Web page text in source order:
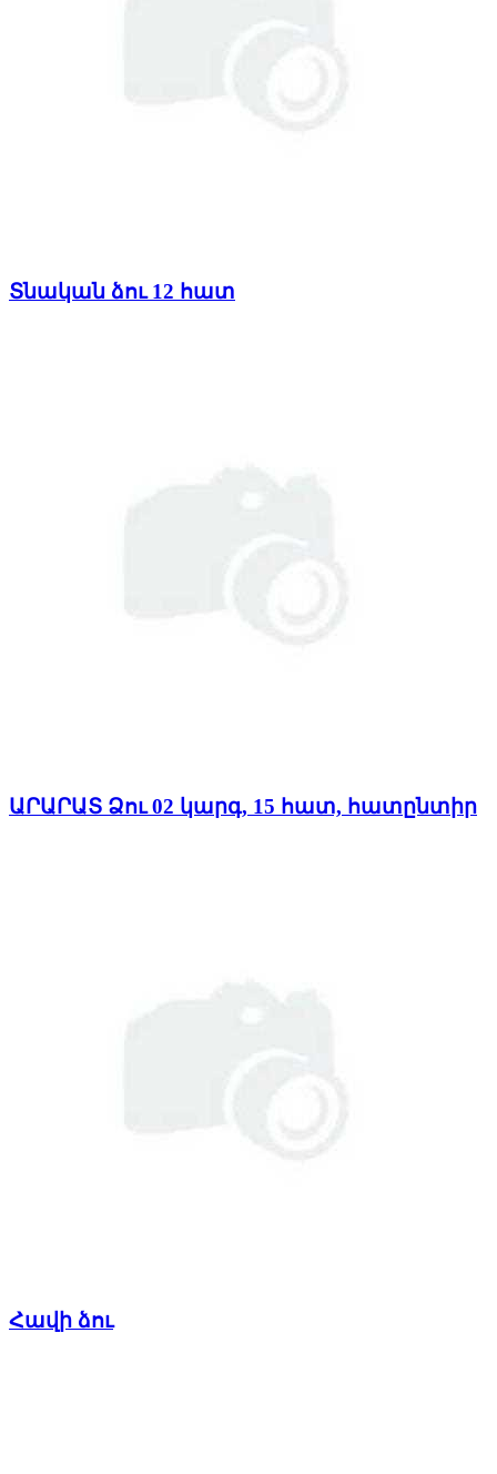
Տնական ձու 12 հատ
ԱՐԱՐԱՏ Ձու 02 կարգ, 15 հատ, հատընտիր
Հավի ձու